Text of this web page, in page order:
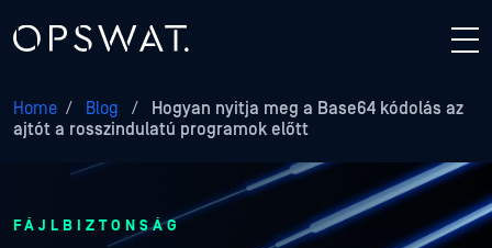
Home / Blog /
Hogyan nyitja meg a Base64 kódolás az
ajtót a rosszindulatú programok előtt
FÁJLBIZTONSÁG